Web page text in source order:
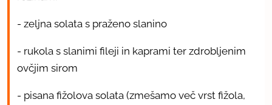
- zeljna solata s praženo slanino
- rukola s slanimi fileji in kaprami ter zdrobljenim
ovčjim sirom
- pisana fižolova solata (zmešamo več vrst fižola,